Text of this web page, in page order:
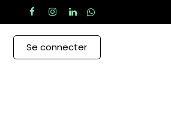
Se connecter